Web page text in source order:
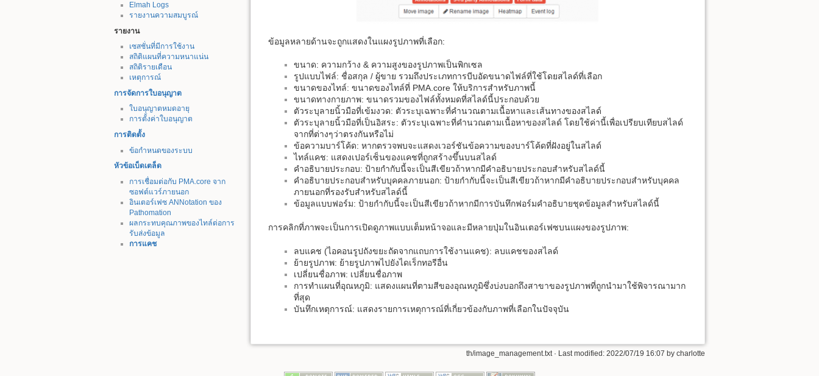
Elmah Logs
รายงานความสมบูรณ์
รายงาน
เซสชั่นที่มีการใช้งาน
สถิติแผนที่ความหนาแน่น
สถิติรายเดือน
เหตุการณ์
การจัดการใบอนุญาต
ใบอนุญาตหมดอายุ
การตั้งค่าใบอนุญาต
การติดตั้ง
ข้อกำหนดของระบบ
หัวข้อเบ็ดเตล็ด
การเชื่อมต่อกับ PMA.core จาก
ซอฟต์แวร์ภายนอก
อินเตอร์เฟซ ANNotation ของ
Pathomation
ผลกระทบคุณภาพของไทล์ต่อการ
รับส่งข้อมูล
การแคช
ข้อมูลหลายด้านจะถูกแสดงในแผงรูปภาพที่เลือก:
ขนาด: ความกว้าง & ความสูงของรูปภาพเป็นพิกเซล
รูปแบบไฟล์: ชื่อสกุล / ผู้ขาย รวมถึงประเภทการบีบอัดขนาดไฟล์ที่ใช้โดยสไลด์ที่เลือก
ขนาดของไทล์: ขนาดของไทล์ที่ PMA.core ให้บริการสำหรับภาพนี้
ขนาดทางกายภาพ: ขนาดรวมของไฟล์ทั้งหมดที่สไลด์นี้ประกอบด้วย
ตัวระบุลายนิ้วมือที่เข้มงวด: ตัวระบุเฉพาะที่คำนวณตามเนื้อหาและเส้นทางของสไลด์
ตัวระบุลายนิ้วมือที่เป็นอิสระ: ตัวระบุเฉพาะที่คำนวณตามเนื้อหาของสไลด์ โดยใช้ค่านี้เพื่อเปรียบเทียบสไลด์
จากที่ต่างๆว่าตรงกันหรือไม่
ข้อความบาร์โค้ด: หากตรวจพบจะแสดงเวอร์ชันข้อความของบาร์โค้ดที่ฝังอยู่ในสไลด์
ไทล์แคช: แสดงเปอร์เซ็นของแคชที่ถูกสร้างขึ้นบนสไลด์
คำอธิบายประกอบ: ป้ายกำกับนี้จะเป็นสีเขียวถ้าหากมีคำอธิบายประกอบสำหรับสไลด์นี้
คำอธิบายประกอบสำหรับบุคคลภายนอก: ป้ายกำกับนี้จะเป็นสีเขียวถ้าหากมีคำอธิบายประกอบสำหรับบุคคล
ภายนอกที่รองรับสำหรับสไลด์นี้
ข้อมูลแบบฟอร์ม: ป้ายกำกับนี้จะเป็นสีเขียวถ้าหากมีการบันทึกฟอร์มคำอธิบายชุดข้อมูลสำหรับสไลด์นี้
การคลิกที่ภาพจะเป็นการเปิดดูภาพแบบเต็มหน้าจอและมีหลายปุ่มในอินเตอร์เฟซบนแผงของรูปภาพ:
ลบแคช (ไอคอนรูปถังขยะถัดจากแถบการใช้งานแคช): ลบแคชของสไลด์
ย้ายรูปภาพ: ย้ายรูปภาพไปยังไดเร็กทอรีอื่น
เปลี่ยนชื่อภาพ: เปลี่ยนชื่อภาพ
การทำแผนที่อุณหภูมิ: แสดงแผนที่ตามสีของอุณหภูมิซึ่งบ่งบอกถึงสาขาของรูปภาพที่ถูกนำมาใช้พิจารณามาก
ที่สุด
บันทึกเหตุการณ์: แสดงรายการเหตุการณ์ที่เกี่ยวข้องกับภาพที่เลือกในปัจจุบัน
th/image_management.txt· Last modified: 2022/07/19 16:07 by charlotte